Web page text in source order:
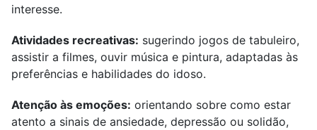
interesse.
Atividades recreativas: sugerindo jogos de tabuleiro,
assistir a filmes, ouvir música e pintura, adaptadas às
preferências e habilidades do idoso.
Atenção às emoções: orientando sobre como estar
atento a sinais de ansiedade, depressão ou solidão,